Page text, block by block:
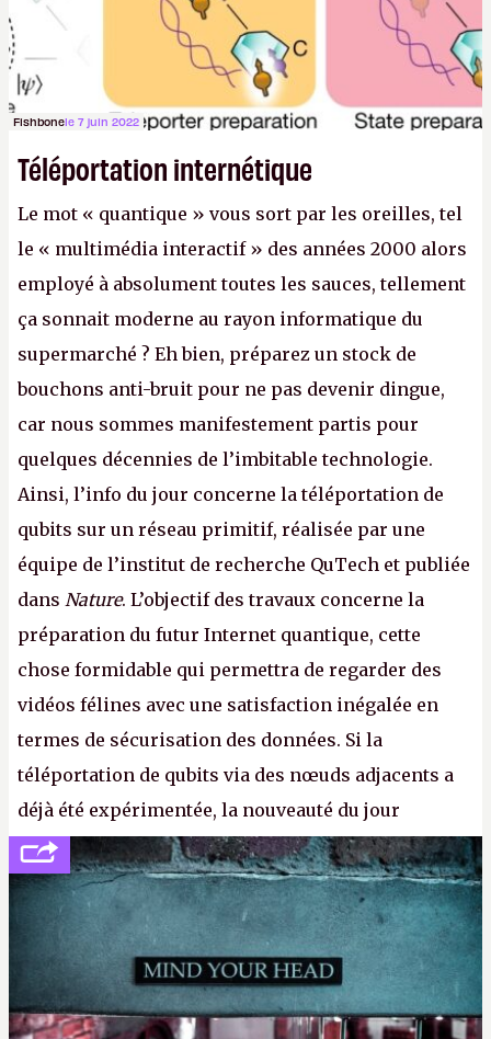
Fishbonele 7 juin 2022
Téléportation internétique
Le mot « quantique » vous sort par les oreilles, tel
le « multimédia interactif » des années 2000 alors
employé à absolument toutes les sauces, tellement
ça sonnait moderne au rayon informatique du
supermarché ? Eh bien, préparez un stock de
bouchons anti-bruit pour ne pas devenir dingue,
car nous sommes manifestement partis pour
quelques décennies de l’imbitable technologie.
Ainsi, l’info du jour concerne la téléportation de
qubits sur un réseau primitif, réalisée par une
équipe de l’institut de recherche QuTech et publiée
dans Nature. L’objectif des travaux concerne la
préparation du futur Internet quantique, cette
chose formidable qui permettra de regarder des
vidéos félines avec une satisfaction inégalée en
termes de sécurisation des données. Si la
téléportation de qubits via des nœuds adjacents a
déjà été expérimentée, la nouveauté du jour
concerne le recours à des nœuds distants, pour ne
pas dire un réseau quantique multimédia interactif
(avec l’option Péritel). (
http://cpc.cx/AH432N4
Crédit photo : QuTech / Nature)